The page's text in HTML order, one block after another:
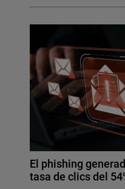
El phishing
tasa de clics del